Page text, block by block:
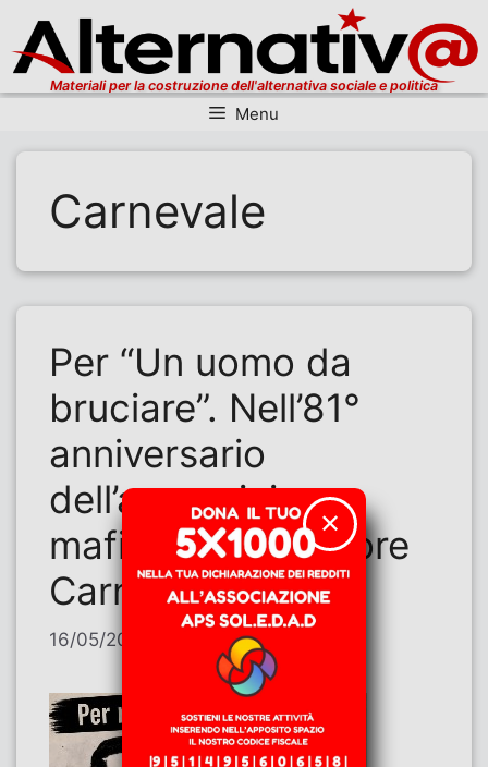
Materiali per la costruzione dell'alternativa sociale e politica
Menu
Carnevale
Per “Un uomo da
bruciare”. Nell’81°
anniversario
dell’assassinio
mafioso di salvatore
Carnevale
16/05/2026 Felice Rappazzo
✕